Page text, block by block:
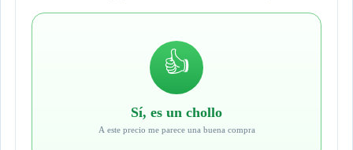
👍
Sí, es un chollo
A este precio me parece una buena compra